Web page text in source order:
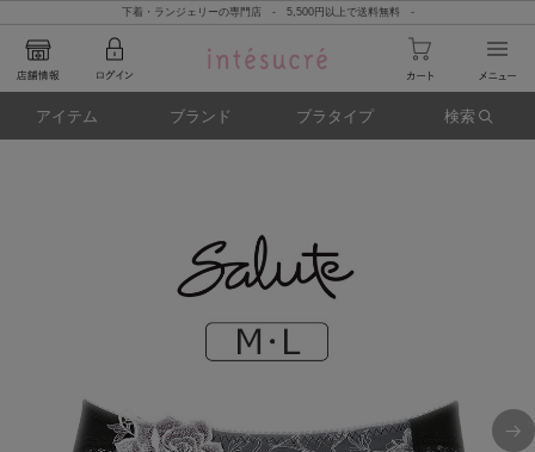
下着・ランジェリーの専門店 - 5,500円以上で送料無料 -
アイテム ブランド ブラタイプ 検索